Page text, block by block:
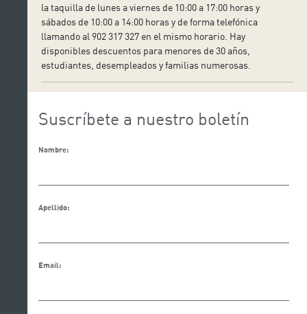
la taquilla de lunes a viernes de 10:00 a 17:00 horas y
sábados de 10:00 a 14:00 horas y de forma telefónica
llamando al 902 317 327 en el mismo horario. Hay
disponibles descuentos para menores de 30 años,
estudiantes, desempleados y familias numerosas.
Suscríbete a nuestro boletín
Nombre:
Apellido:
Email: